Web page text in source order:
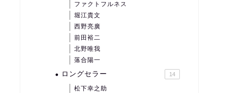
ファクトフルネス
堀江貴文
西野亮廣
前田裕二
北野唯我
落合陽一
ロングセラー 14
松下幸之助